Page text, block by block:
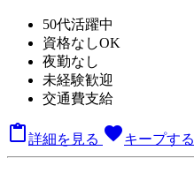
50代活躍中
資格なしOK
夜勤なし
未経験歓迎
交通費支給
詳細を見る favoriteキープする